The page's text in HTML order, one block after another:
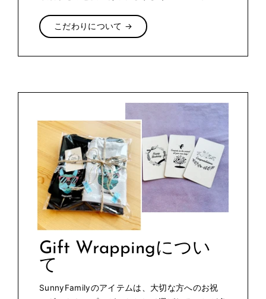
こだわりについて →
Gift Wrappingについ
て
SunnyFamilyのアイテムは、大切な方へのお祝